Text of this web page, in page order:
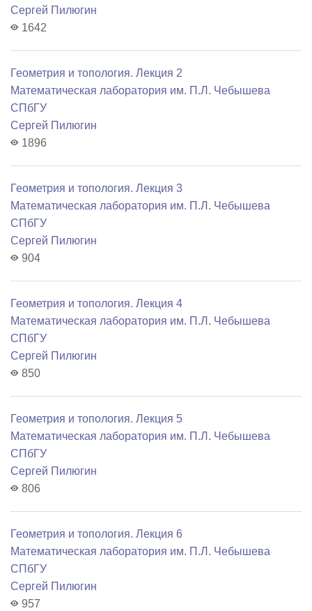
Сергей Пилюгин
1642
Геометрия и топология. Лекция 2
Математичеcкая лаборатория им. П.Л. Чебышева
СПбГУ
Сергей Пилюгин
1896
Геометрия и топология. Лекция 3
Математичеcкая лаборатория им. П.Л. Чебышева
СПбГУ
Сергей Пилюгин
904
Геометрия и топология. Лекция 4
Математичеcкая лаборатория им. П.Л. Чебышева
СПбГУ
Сергей Пилюгин
850
Геометрия и топология. Лекция 5
Математичеcкая лаборатория им. П.Л. Чебышева
СПбГУ
Сергей Пилюгин
806
Геометрия и топология. Лекция 6
Математичеcкая лаборатория им. П.Л. Чебышева
СПбГУ
Сергей Пилюгин
957